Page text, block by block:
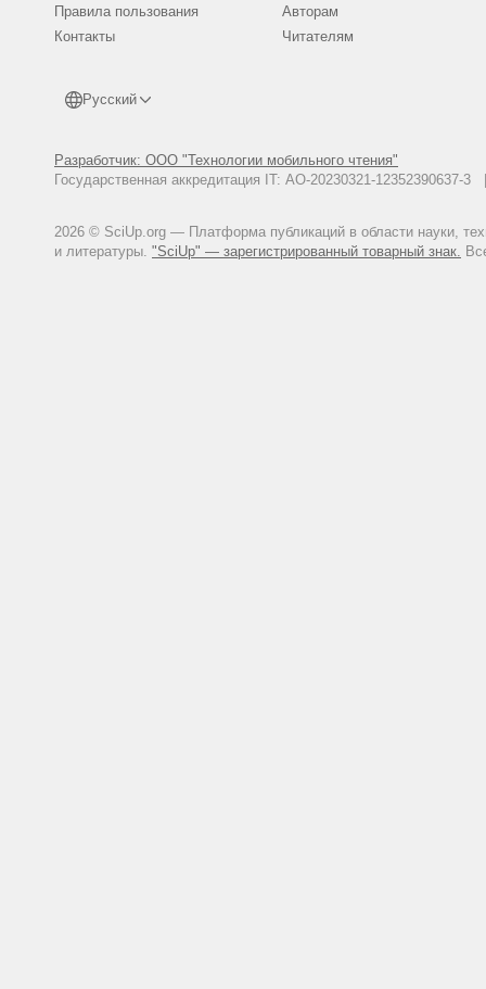
(In print.)
Lozovski V., Lozovskaya O.,
Правила пользования
Контакты
Русский
Разработчик: ООО "Технологии мобильного чтения"
Государственная аккредитация IT: АО-20230321-
2026 © SciUp.org — Платформа публикаций в области науки,
и литературы. "SciUp" — зарегистрированный товарный знак.
Авторам
Читателям